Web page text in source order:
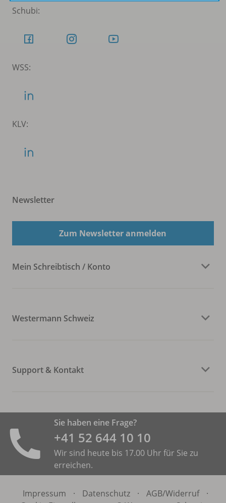
Schubi:
WSS:
KLV:
Newsletter
Zum Newsletter anmelden
Mein Schreibtisch / Konto
Westermann Schweiz
Support & Kontakt
Sie haben eine Frage?
+41 52 644 10 10
Wir sind heute bis 17.00 Uhr für Sie zu
erreichen.
Impressum · Datenschutz · AGB/Widerruf
·